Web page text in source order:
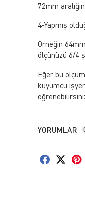
72mm
4-Yapmış
Örneğin
ölçünüzü 6/4
Eğer bu
kuyumcu
YORUMLAR